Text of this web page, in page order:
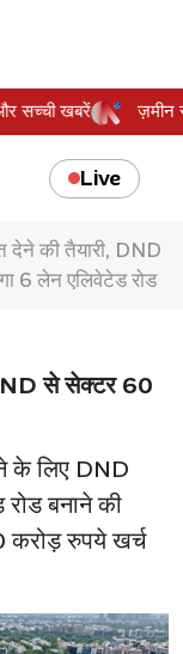
और सच्ची खबरें
Live
देने की तैयारी, DND
6 लेन एलिवेटेड रोड
से सेक्टर 60
के लिए DND
बनाने की
करोड़ रुपये खर्च